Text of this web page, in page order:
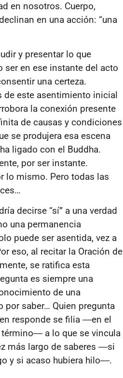
en nosotros. Cuerpo,
en una acción: “una
y presentar lo que
ser en ese instante del acto
una certeza.
de este asentimiento inicial
la conexión presente
de causas y condiciones
se produjera esa escena
ligado con el Buddha.
por ser instante.
lo mismo. Pero todas las
decirse “sí” a una verdad
una permanencia
puede ser asentida, vez a
eso, al recitar la Oración de
se ratifica esta
es siempre una
de una
por saber… Quien pregunta
responde se filia ―en el
a lo que se vincula
más largo de saberes ―si
y si acaso hubiera hilo―.